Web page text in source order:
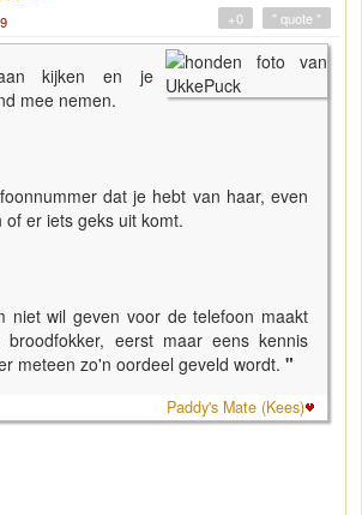
" quote "
+0
kijken en je
mee nemen.
dat je hebt van haar, even
of er iets geks uit komt.
niet wil geven voor de telefoon maakt
eerst maar eens kennis
meteen zo'n oordeel geveld wordt. "
Paddy's Mate (Kees)